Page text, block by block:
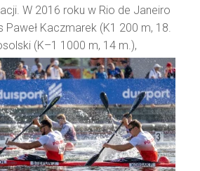
W 2016 roku w Rio de Janeiro
Kaczmarek (K1 200 m, 18.
(K–1 1000 m, 14 m.),